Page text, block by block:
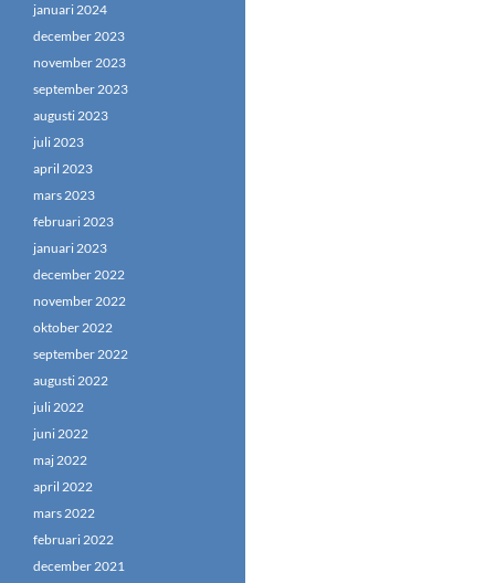
januari 2024
december 2023
november 2023
september 2023
augusti 2023
juli 2023
april 2023
mars 2023
februari 2023
januari 2023
december 2022
november 2022
oktober 2022
september 2022
augusti 2022
juli 2022
juni 2022
maj 2022
april 2022
mars 2022
februari 2022
december 2021